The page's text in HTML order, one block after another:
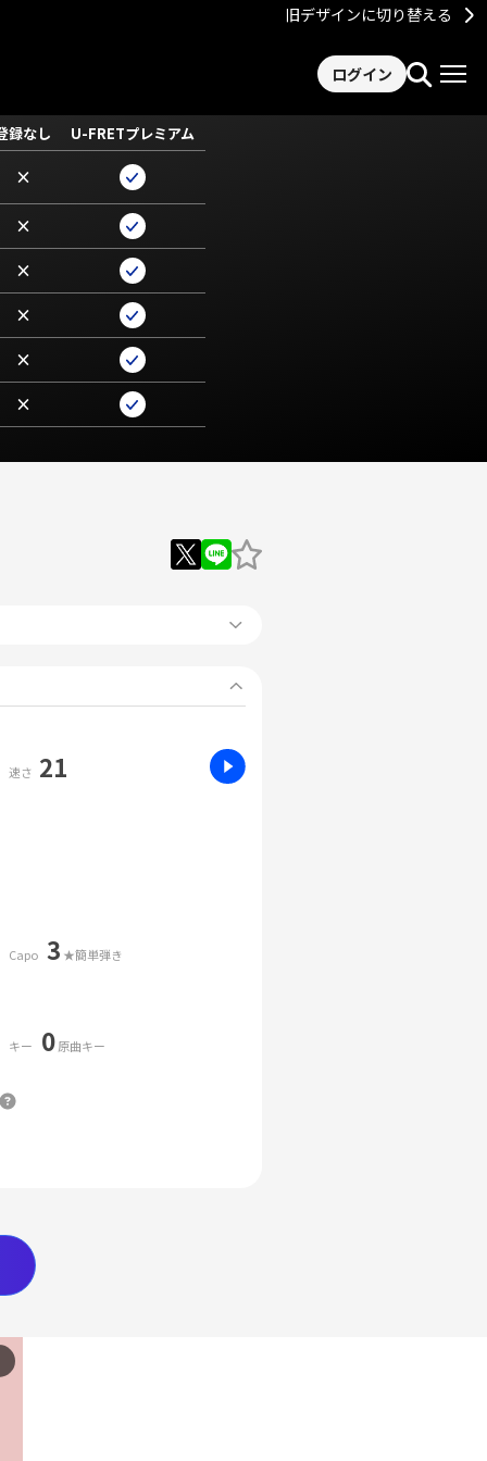
旧デザインに切り替える
ログイン
録なし U-FRETプレミアム
×
×
×
×
×
×
速さ 21
Capo 3 ★簡単弾き
キー 0原曲キー